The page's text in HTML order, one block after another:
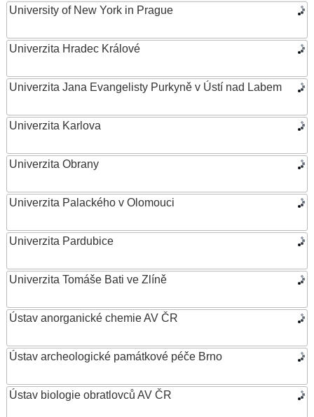
University of New York in Prague
Univerzita Hradec Králové
Univerzita Jana Evangelisty Purkyně v Ústí nad Labem
Univerzita Karlova
Univerzita Obrany
Univerzita Palackého v Olomouci
Univerzita Pardubice
Univerzita Tomáše Bati ve Zlíně
Ústav anorganické chemie AV ČR
Ústav archeologické památkové péče Brno
Ústav biologie obratlovců AV ČR